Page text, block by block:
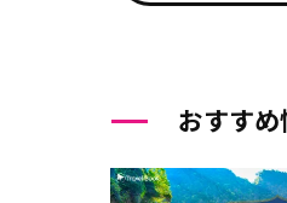
おすす